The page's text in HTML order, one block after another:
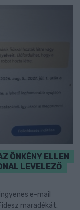
ÖNKÉNY ELLEN
LEVELEZŐ
e-mail
maradékát.